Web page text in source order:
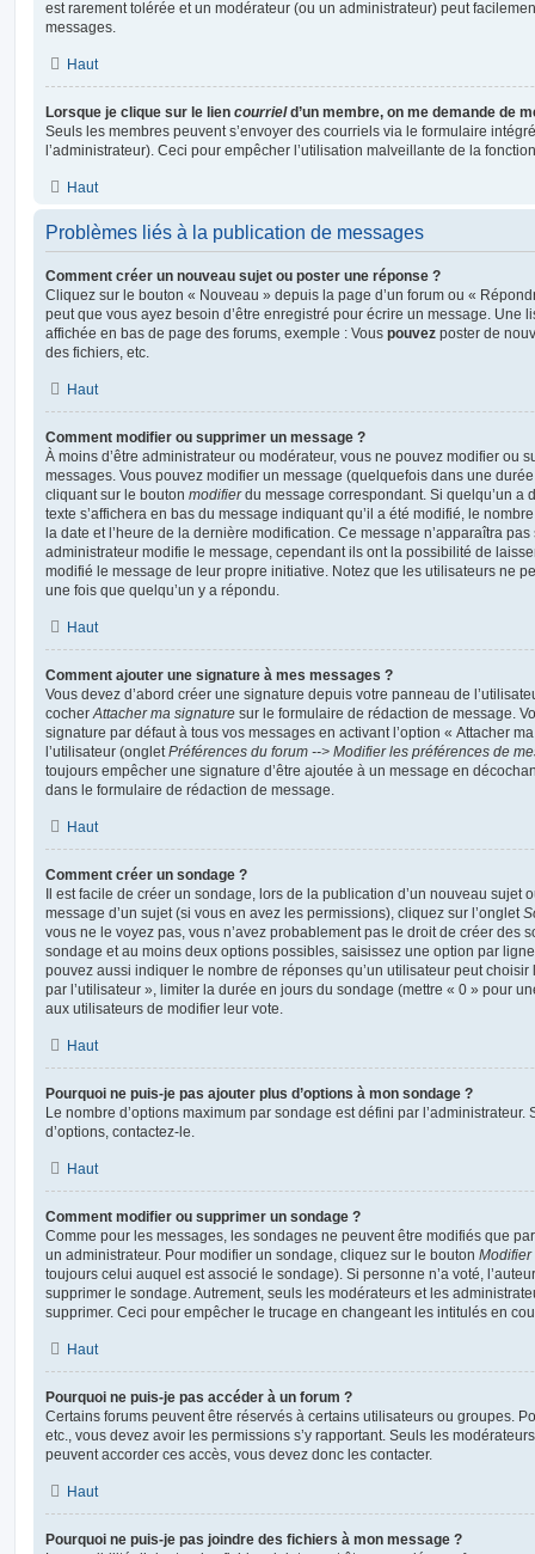
est rarement tolérée et un modérateur (ou un administrateur) peut
messages.
Haut
Lorsque je clique sur le lien courrield’un membre, on me demande de
Seuls les membres peuvent s’envoyer des courriels via le formulaire
l’administrateur). Ceci pour empêcher l’utilisation malveillante de la
Haut
Problèmes liés à la publication de messages
Comment créer un nouveau sujet ou poster une réponse ?
Cliquez sur le bouton « Nouveau » depuis la page d’un forum ou «
peut que vous ayez besoin d’être enregistré pour écrire un message. Une
affichée en bas de page des forums, exemple : Vous pouvez poster de
des fichiers, etc.
Haut
Comment modifier ou supprimer un message ?
À moins d’être administrateur ou modérateur, vous ne pouvez modifier ou
messages. Vous pouvez modifier un message (quelquefois dans une
cliquant sur le bouton modifierdu message correspondant. Si quelqu’un a
texte s’affichera en bas du message indiquant qu’il a été modifié, le
la date et l’heure de la dernière modification. Ce message n’apparaîtra
administrateur modifie le message, cependant ils ont la possibilité de
modifié le message de leur propre initiative. Notez que les utilisateurs ne
une fois que quelqu’un y a répondu.
Haut
Comment ajouter une signature à mes messages ?
Vous devez d’abord créer une signature depuis votre panneau de
cocher Attacher ma signature sur le formulaire de rédaction de message.
signature par défaut à tous vos messages en activant l’option « Attacher
l’utilisateur (onglet Préférences du forum --> Modifier les préférences de
toujours empêcher une signature d’être ajoutée à un message en
dans le formulaire de rédaction de message.
Haut
Comment créer un sondage ?
Il est facile de créer un sondage, lors de la publication d’un nouveau sujet
message d’un sujet (si vous en avez les permissions), cliquez sur l’onglet
vous ne le voyez pas, vous n’avez probablement pas le droit de créer des
sondage et au moins deux options possibles, saisissez une option par
pouvez aussi indiquer le nombre de réponses qu’un utilisateur peut
par l’utilisateur », limiter la durée en jours du sondage (mettre « 0 » pour
aux utilisateurs de modifier leur vote.
Haut
Pourquoi ne puis-je pas ajouter plus d’options à mon sondage ?
Le nombre d’options maximum par sondage est défini par l’administrateur.
d’options, contactez-le.
Haut
Comment modifier ou supprimer un sondage ?
Comme pour les messages, les sondages ne peuvent être modifiés que
un administrateur. Pour modifier un sondage, cliquez sur le bouton Modifier
toujours celui auquel est associé le sondage). Si personne n’a voté,
supprimer le sondage. Autrement, seuls les modérateurs et les
supprimer. Ceci pour empêcher le trucage en changeant les intitulés en
Haut
Pourquoi ne puis-je pas accéder à un forum ?
Certains forums peuvent être réservés à certains utilisateurs ou groupes.
etc., vous devez avoir les permissions s’y rapportant. Seuls les
peuvent accorder ces accès, vous devez donc les contacter.
Haut
Pourquoi ne puis-je pas joindre des fichiers à mon message ?